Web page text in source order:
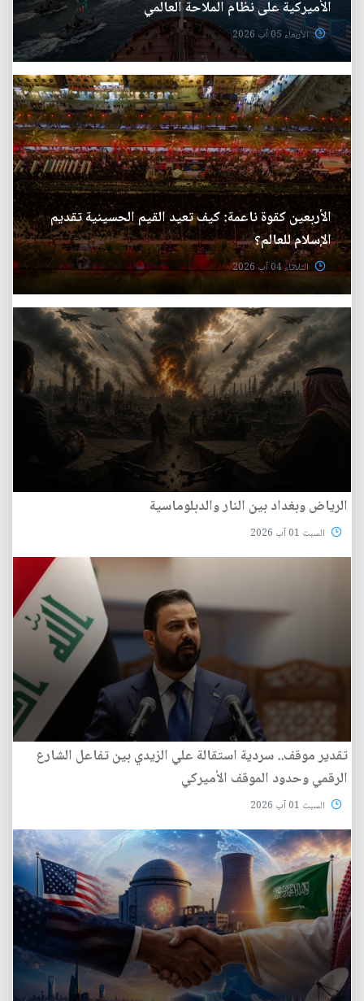
الأميركية على نظام الملاحة العالمي
الأربعاء 05 آب 2026
الأربعين كقوة ناعمة: كيف تعيد القيم الحسينية تقديم
الإسلام للعالم؟
الثلاثاء 04 آب 2026
الرياض وبغداد بين النار والدبلوماسية
السبت 01 آب 2026
تقدير موقف.. سردية استقالة علي الزيدي بين تفاعل الشارع
الرقمي وحدود الموقف الأميركي
السبت 01 آب 2026